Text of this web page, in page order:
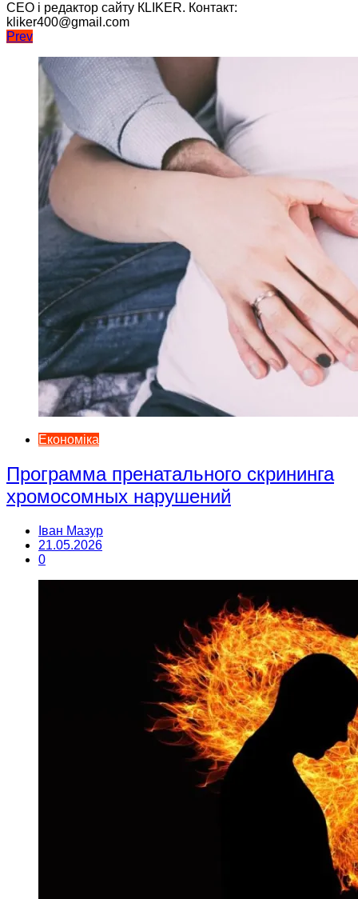
CEO і редактор сайту КLIKER. Контакт:
kliker400@gmail.com
Навігація
записів
Prev
Економіка
Программа пренатального скрининга
хромосомных нарушений
Іван Мазур
21.05.2026
0